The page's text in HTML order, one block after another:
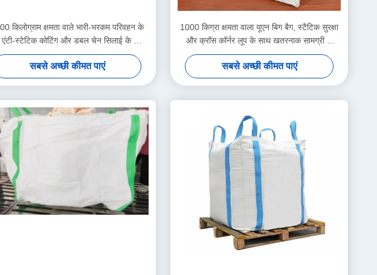
किलोग्राम क्षमता वाले भारी-भरकम परिवहन के
एंटी-स्टेटिक कोटिंग और डबल चेन सिलाई के साथ
संयुक्त राष्ट्र बिग बैग
सबसे अच्छी कीमत पाएं
1000 किग्रा क्षमता वाला यूएन बिग बैग, स्टैटिक सुरक्षा
और क्रॉस कॉर्नर लूप के साथ खतरनाक सामग्री के
सुरक्षित परिवहन के लिए
सबसे अच्छी कीमत पाएं